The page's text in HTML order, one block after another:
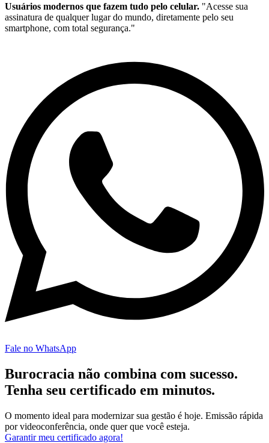
Usuários modernos que fazem tudo pelo celular. "Acesse sua
assinatura de qualquer lugar do mundo, diretamente pelo seu
smartphone, com total segurança."
Fale no WhatsApp
Burocracia não combina com sucesso.
Tenha seu certificado em minutos.
O momento ideal para modernizar sua gestão é hoje. Emissão rápida
por videoconferência, onde quer que você esteja.
Garantir meu certificado agora!